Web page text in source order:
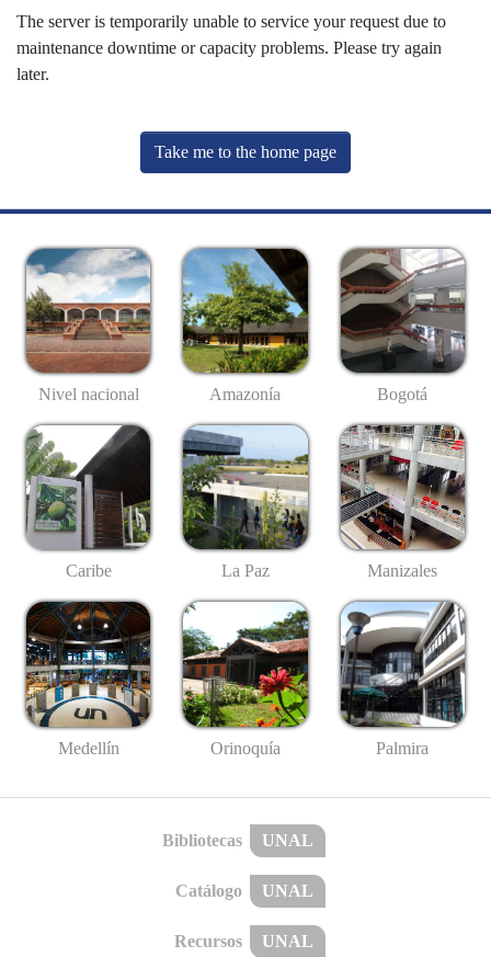
The server is temporarily unable to service your request due to
maintenance downtime or capacity problems. Please try again
later.
Take me to the home page
Nivel nacional Amazonía Bogotá
Caribe La Paz Manizales
Medellín Orinoquía Palmira
Bibliotecas UNAL
Catálogo UNAL
Recursos UNAL